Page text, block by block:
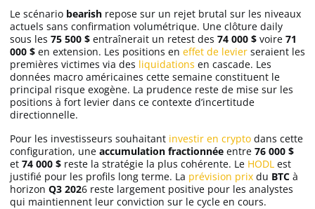
Le scénario bearish repose sur un rejet brutal sur les niveaux
actuels sans confirmation volumétrique. Une clôture daily
sous les 75 500 $ entraînerait un retest des 74 000 $ voire 71
000 $ en extension. Les positions en effet de levier seraient les
premières victimes via des liquidations en cascade. Les
données macro américaines cette semaine constituent le
principal risque exogène. La prudence reste de mise sur les
positions à fort levier dans ce contexte d’incertitude
directionnelle.
Pour les investisseurs souhaitant investir en crypto dans cette
configuration, une accumulation fractionnée entre 76 000 $
et 74 000 $ reste la stratégie la plus cohérente. Le HODL est
justifié pour les profils long terme. La prévision prix du BTC à
horizon Q3 2026 reste largement positive pour les analystes
qui maintiennent leur conviction sur le cycle en cours.